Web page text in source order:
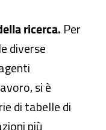
ricerca. Per
diverse
si è
di tabelle di
più